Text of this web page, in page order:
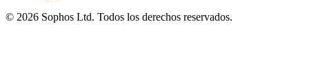
© 2026 Sophos Ltd. Todos los derechos reservados.